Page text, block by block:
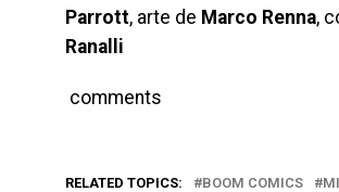
Parrott, arte de Marco Renna,
Ranalli
comments
RELATED TOPICS: BOOM COMICS